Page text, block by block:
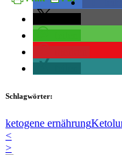
Schlagwörter:
ketogene ernährung
<
>